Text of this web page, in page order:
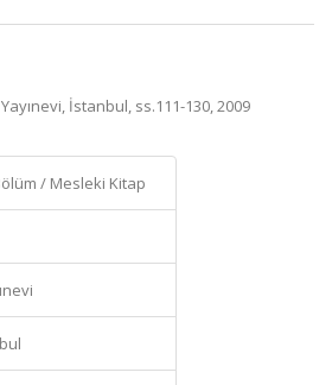
İstanbul, ss.111-130, 2009
/ Mesleki Kitap